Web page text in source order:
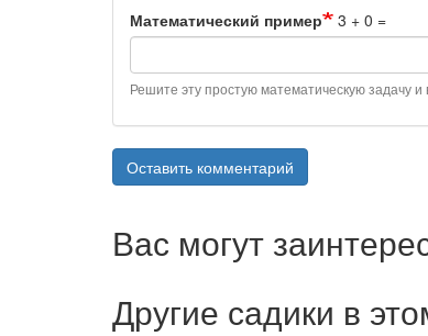
Математический пример 3 + 0 =
Решите эту простую математическую задачу
Оставить комментарий
Вас могут
Другие садики в